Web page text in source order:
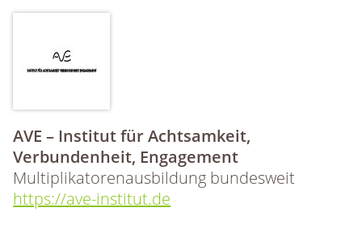
AVE – Institut für Achtsamkeit,
Verbundenheit, Engagement
Multiplikatorenausbildung bundesweit
https://ave-institut.de